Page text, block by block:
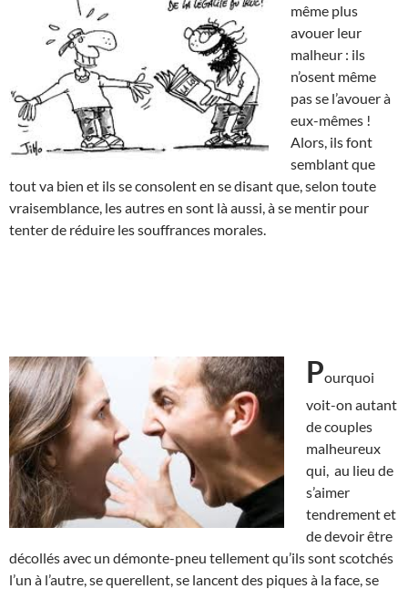
même plus
avouer leur
malheur : ils
n’osent même
pas se l’avouer à
eux-mêmes !
Alors, ils font
semblant que
tout va bien et ils se consolent en se disant que, selon toute
vraisemblance, les autres en sont là aussi, à se mentir pour
tenter de réduire les souffrances morales.
Pourquoi
voit-on autant
de couples
malheureux
qui, au lieu de
s’aimer
tendrement et
de devoir être
décollés avec un démonte-pneu tellement qu’ils sont scotchés
l’un à l’autre, se querellent, se lancent des piques à la face, se